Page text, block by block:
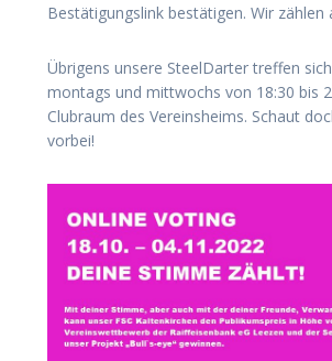
Bestätigungslink bestätigen. Wir zählen
Übrigens unsere SteelDarter treffen
montags und mittwochs von 18:30 bis
Clubraum des Vereinsheims. Schaut
vorbei!